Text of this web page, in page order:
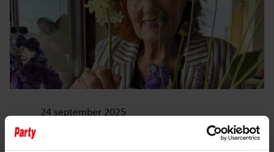
24 september 2025
IMCA MARINA (84) LAAT VAN